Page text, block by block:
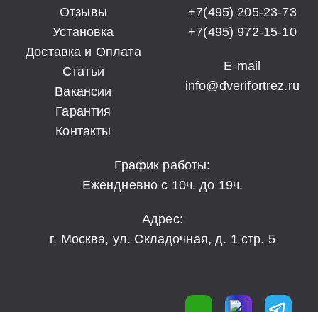
Отзывы
Установка
Доставка и Оплата
Статьи
Вакансии
Гарантия
Контакты
+7(495) 205-23-73
+7(495) 972-15-10
E-mail
info@dverifortrez.ru
График работы:
Ежендневно с 10ч. до 19ч.
Адрес:
г. Москва, ул. Складочная, д. 1 стр. 5